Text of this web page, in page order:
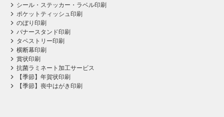
シール・ステッカー・ラベル印刷
ポケットティッシュ印刷
のぼり印刷
バナースタンド印刷
タペストリー印刷
横断幕印刷
賞状印刷
抗菌ラミネート加工サービス
【季節】年賀状印刷
【季節】喪中はがき印刷